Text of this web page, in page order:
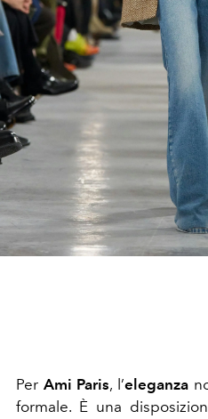
Per Ami Paris, l’eleganza
formale. È una